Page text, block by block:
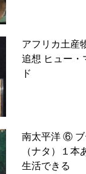
アフリカ土産
追想 ヒュー・
ド
南太平洋 ⑥
（ナタ）１
生活できる